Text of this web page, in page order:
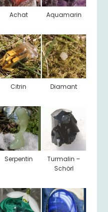
Achat Aquamarin
Citrin Diamant
Serpentin
Turmalin –
Schörl